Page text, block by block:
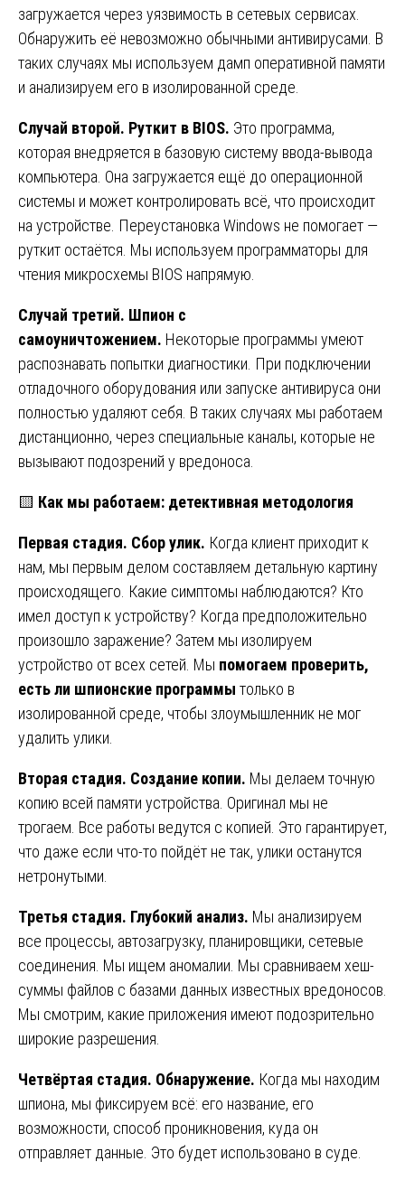
загружается через уязвимость в сетевых сервисах.
Обнаружить её невозможно обычными антивирусами. В
таких случаях мы используем дамп оперативной памяти
и анализируем его в изолированной среде.
Случай второй. Руткит в BIOS. Это программа,
которая внедряется в базовую систему ввода-вывода
компьютера. Она загружается ещё до операционной
системы и может контролировать всё, что происходит
на устройстве. Переустановка Windows не помогает —
руткит остаётся. Мы используем программаторы для
чтения микросхемы BIOS напрямую.
Случай третий. Шпион с
самоуничтожением. Некоторые программы умеют
распознавать попытки диагностики. При подключении
отладочного оборудования или запуске антивируса они
полностью удаляют себя. В таких случаях мы работаем
дистанционно, через специальные каналы, которые не
вызывают подозрений у вредоноса.
🟨 Как мы работаем: детективная методология
Первая стадия. Сбор улик. Когда клиент приходит к
нам, мы первым делом составляем детальную картину
происходящего. Какие симптомы наблюдаются? Кто
имел доступ к устройству? Когда предположительно
произошло заражение? Затем мы изолируем
устройство от всех сетей. Мы помогаем проверить,
есть ли шпионские программы только в
изолированной среде, чтобы злоумышленник не мог
удалить улики.
Вторая стадия. Создание копии. Мы делаем точную
копию всей памяти устройства. Оригинал мы не
трогаем. Все работы ведутся с копией. Это гарантирует,
что даже если что-то пойдёт не так, улики останутся
нетронутыми.
Третья стадия. Глубокий анализ. Мы анализируем
все процессы, автозагрузку, планировщики, сетевые
соединения. Мы ищем аномалии. Мы сравниваем хеш-
суммы файлов с базами данных известных вредоносов.
Мы смотрим, какие приложения имеют подозрительно
широкие разрешения.
Четвёртая стадия. Обнаружение. Когда мы находим
шпиона, мы фиксируем всё: его название, его
возможности, способ проникновения, куда он
отправляет данные. Это будет использовано в суде.